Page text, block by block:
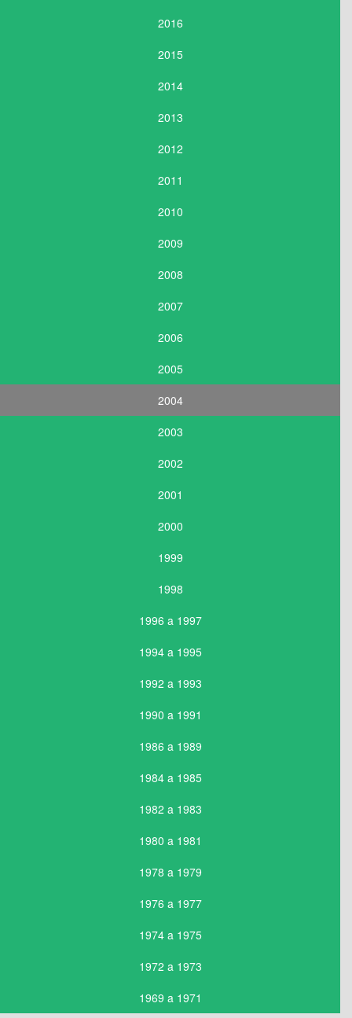
2016
2015
2014
2013
2012
2011
2010
2009
2008
2007
2006
2005
2004
2003
2002
2001
2000
1999
1998
1996 a 1997
1994 a 1995
1992 a 1993
1990 a 1991
1986 a 1989
1984 a 1985
1982 a 1983
1980 a 1981
1978 a 1979
1976 a 1977
1974 a 1975
1972 a 1973
1969 a 1971